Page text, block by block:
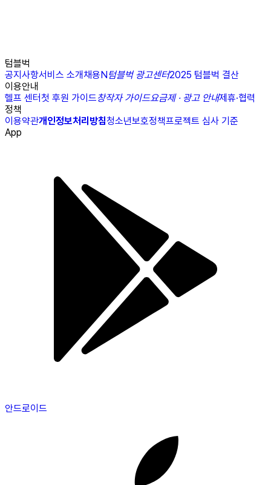
텀블벅
공지사항서비스 소개채용N텀블벅 광고센터2025 텀블벅 결산
이용안내
헬프 센터첫 후원 가이드창작자 가이드요금제 · 광고 안내제휴·협력
정책
이용약관개인정보처리방침청소년보호정책프로젝트 심사 기준
App
안드로이드